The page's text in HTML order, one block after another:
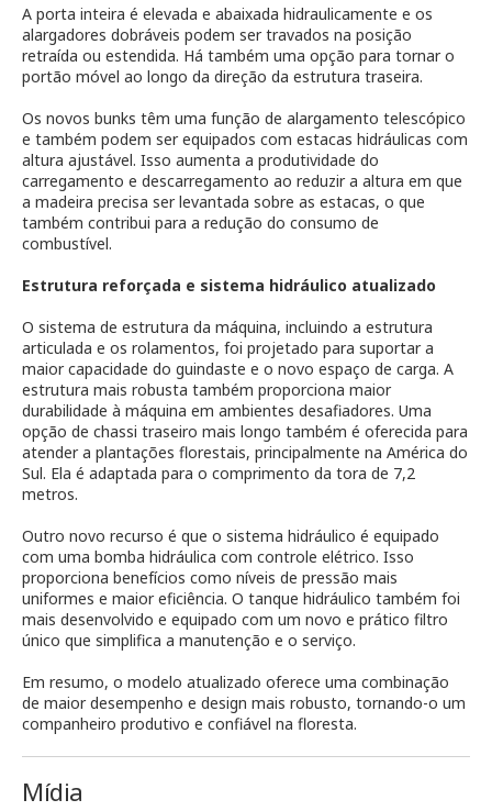
A porta inteira é elevada e abaixada hidraulicamente e os
alargadores dobráveis podem ser travados na posição
retraída ou estendida. Há também uma opção para tornar o
portão móvel ao longo da direção da estrutura traseira.
Os novos bunks têm uma função de alargamento telescópico
e também podem ser equipados com estacas hidráulicas com
altura ajustável. Isso aumenta a produtividade do
carregamento e descarregamento ao reduzir a altura em que
a madeira precisa ser levantada sobre as estacas, o que
também contribui para a redução do consumo de
combustível.
Estrutura reforçada e sistema hidráulico atualizado
O sistema de estrutura da máquina, incluindo a estrutura
articulada e os rolamentos, foi projetado para suportar a
maior capacidade do guindaste e o novo espaço de carga. A
estrutura mais robusta também proporciona maior
durabilidade à máquina em ambientes desafiadores. Uma
opção de chassi traseiro mais longo também é oferecida para
atender a plantações florestais, principalmente na América do
Sul. Ela é adaptada para o comprimento da tora de 7,2
metros.
Outro novo recurso é que o sistema hidráulico é equipado
com uma bomba hidráulica com controle elétrico. Isso
proporciona benefícios como níveis de pressão mais
uniformes e maior eficiência. O tanque hidráulico também foi
mais desenvolvido e equipado com um novo e prático filtro
único que simplifica a manutenção e o serviço.
Em resumo, o modelo atualizado oferece uma combinação
de maior desempenho e design mais robusto, tornando-o um
companheiro produtivo e confiável na floresta.
Mídia